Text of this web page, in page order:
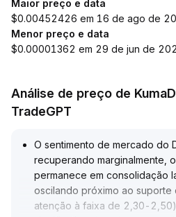
Maior preço e data
$0.00452426 em 16 de ago de
Menor preço e data
$0.00001362 em 29 de jun de
Análise de preço de
TradeGPT
O sentimento de mercado do
recuperando marginalmente,
permanece em consolidação
oscilando próximo ao
atenção à faixa de 2,30-